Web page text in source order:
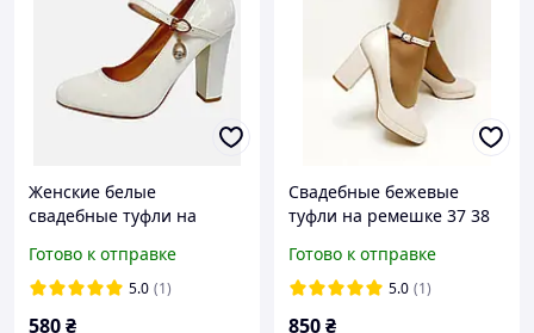
Женские белые
свадебные туфли на
невесты с ремешком 36
38 40
Готово к отправке
5.0 (1)
580₴
Свадебные бежевые
туфли на ремешке 37 38
Готово к отправке
5.0 (1)
850₴